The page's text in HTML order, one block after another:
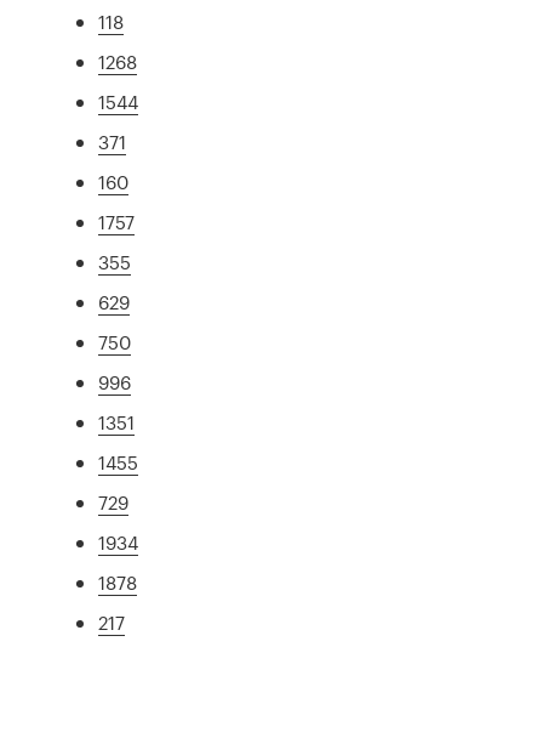
118
1268
1544
371
160
1757
355
629
750
996
1351
1455
729
1934
1878
217